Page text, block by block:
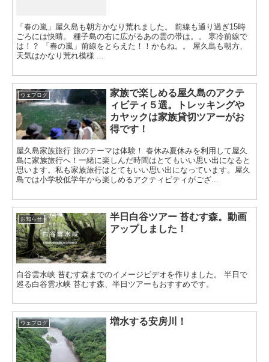
「春の嵐」屋久島も朝方かなり荒れました。 前線も通り過ぎ15時
ごろには快晴。 種子島の右に広がるあの雲の帯は。。 寒冷前線で
は！？ 「春の嵐」前線をとらえた！！かもね。。 屋久島も朝方、
天気はかなり荒れ模様 ...
ウェブログ
家族で楽しめる屋久島のアクテ
ィビティ５選。トレッキングや
カヤックは家族貸切ツアーがお
得です！
屋久島家族旅行 旅のテーマは体験！ 春休み夏休みを利用して屋久
島に家族旅行へ！一緒に楽しんだ時間はとてもいい思い出になると
思います。私も家族旅行はとてもいい思い出になっています。屋久
島では小学校低学年から楽しめるアクティビティがござ...
お知らせ
半日白谷ツアー 苔むす森。動画
アップしました！
白谷雲水峡 苔むす森までのイメージビデオを作りました。 半日で
巡る白谷雲水峡 苔むす森、半日ツアーもおすすめです。
ウェブログ 増水する安房川！